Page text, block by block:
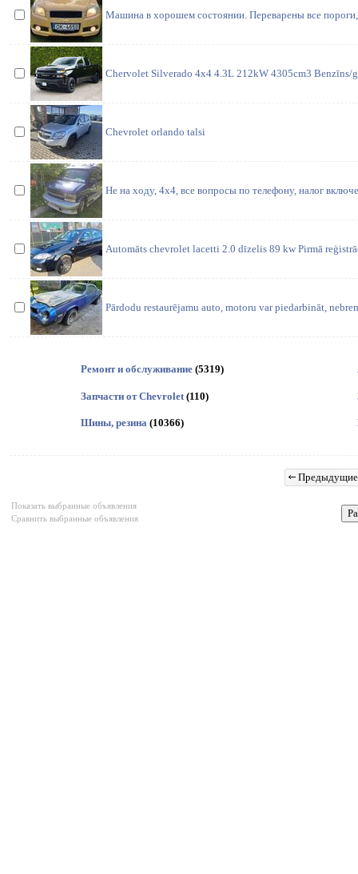
Машина в хорошем состоянии. Переварены все
Chervolet Silverado 4x4 4.3L 212kW 4305cm3 Benzīns/
Chevrolet orlando talsi
Не на ходу, 4х4, все вопросы по телефону, налог
Automāts chevrolet lacetti 2.0 dīzelis 89 kw Pirmā
Pārdodu restaurējamu auto, motoru var piedarbināt,
Ремонт и обслуживание (5319)
Запчасти от Chevrolet (110)
Шины, резина (10366)
Предыдущие
Показать выбранные объявления
Сравнить выбранные объявления